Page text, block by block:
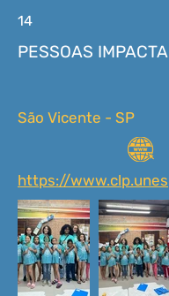
14
PESSOAS
São Vicente - SP
https://